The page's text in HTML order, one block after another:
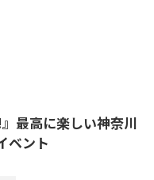
最高に楽しい神奈川
ベント